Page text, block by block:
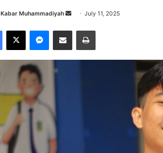
Kabar Muhammadiyah
Send
email
July 11, 2025
Facebook
X Messenger
Share via Email Print